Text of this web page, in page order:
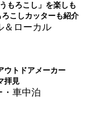
もろこし」を楽しも
こしカッターも紹介
＆ローカル
ウトドアメーカー
拝見
・車中泊